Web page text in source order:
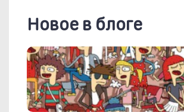
Новое в блоге